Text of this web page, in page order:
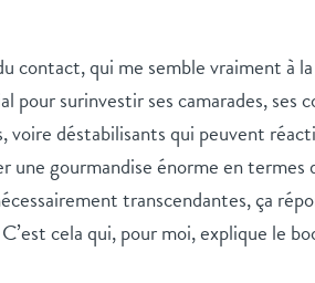
contact, qui me semble vraiment à
pour surinvestir ses camarades, ses
voire déstabilisants qui peuvent
une gourmandise énorme en termes
transcendantes, ça
cela qui, pour moi, explique le